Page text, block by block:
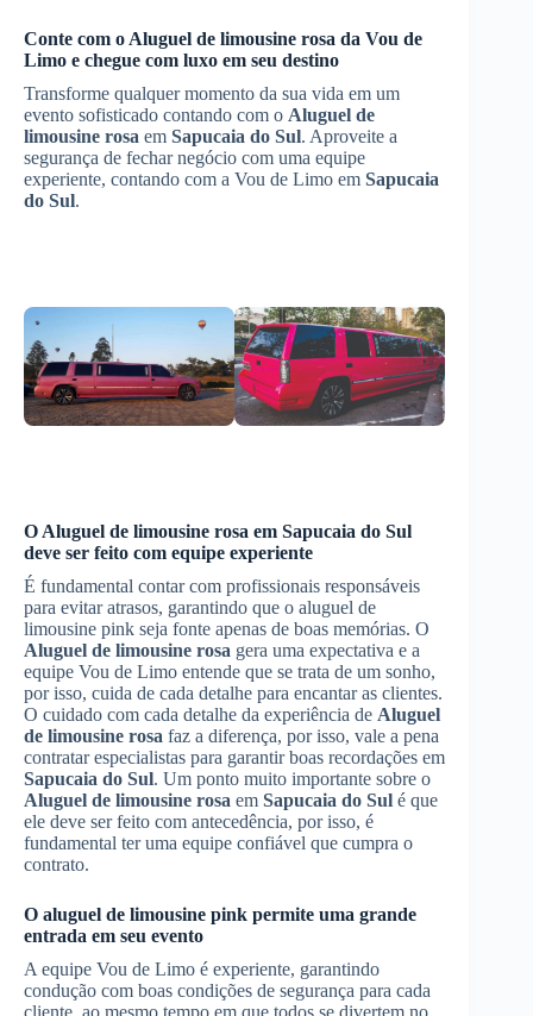
Conte com o Aluguel de limousine rosa da Vou de
Limo e chegue com luxo em seu destino
Transforme qualquer momento da sua vida em um
evento sofisticado contando com o Aluguel de
limousine rosa em Sapucaia do Sul. Aproveite a
segurança de fechar negócio com uma equipe
experiente, contando com a Vou de Limo em Sapucaia
do Sul.
O Aluguel de limousine rosa em Sapucaia do Sul
deve ser feito com equipe experiente
É fundamental contar com profissionais responsáveis
para evitar atrasos, garantindo que o aluguel de
limousine pink seja fonte apenas de boas memórias. O
Aluguel de limousine rosa gera uma expectativa e a
equipe Vou de Limo entende que se trata de um sonho,
por isso, cuida de cada detalhe para encantar as clientes.
O cuidado com cada detalhe da experiência de Aluguel
de limousine rosa faz a diferença, por isso, vale a pena
contratar especialistas para garantir boas recordações em
Sapucaia do Sul. Um ponto muito importante sobre o
Aluguel de limousine rosa em Sapucaia do Sul é que
ele deve ser feito com antecedência, por isso, é
fundamental ter uma equipe confiável que cumpra o
contrato.
O aluguel de limousine pink permite uma grande
entrada em seu evento
A equipe Vou de Limo é experiente, garantindo
condução com boas condições de segurança para cada
cliente, ao mesmo tempo em que todos se divertem no